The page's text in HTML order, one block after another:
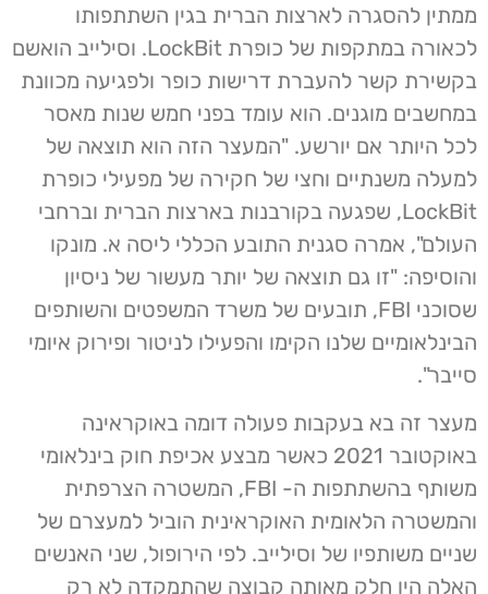
ממתין להסגרה לארצות הברית בגין השתתפותו
לכאורה במתקפות של כופרת LockBit. וסילייב הואשם
בקשירת קשר להעברת דרישות כופר ולפגיעה מכוונת
במחשבים מוגנים. הוא עומד בפני חמש שנות מאסר
לכל היותר אם יורשע. "המעצר הזה הוא תוצאה של
למעלה משנתיים וחצי של חקירה של מפעילי כופרת
LockBit, שפגעה בקורבנות בארצות הברית וברחבי
העולם", אמרה סגנית התובע הכללי ליסה א. מונקו
והוסיפה: "זו גם תוצאה של יותר מעשור של ניסיון
שסוכני FBI, תובעים של משרד המשפטים והשותפים
הבינלאומיים שלנו הקימו והפעילו לניטור ופירוק איומי
סייבר".
מעצר זה בא בעקבות פעולה דומה באוקראינה
באוקטובר 2021 כאשר מבצע אכיפת חוק בינלאומי
משותף בהשתתפות ה- FBI, המשטרה הצרפתית
והמשטרה הלאומית האוקראינית הוביל למעצרם של
שניים משותפיו של וסילייב. לפי הירופול, שני האנשים
האלה היו חלק מאותה קבוצה שהתמקדה לא רק